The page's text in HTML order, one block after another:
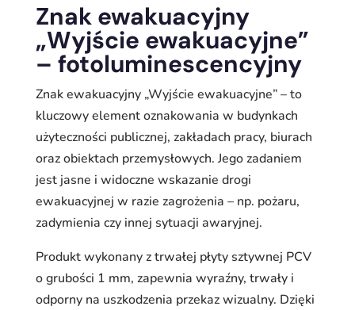
Znak ewakuacyjny
„Wyjście ewakuacyjne”
– fotoluminescencyjny
Znak ewakuacyjny „Wyjście ewakuacyjne” – to
kluczowy element oznakowania w budynkach
użyteczności publicznej, zakładach pracy, biurach
oraz obiektach przemysłowych. Jego zadaniem
jest jasne i widoczne wskazanie drogi
ewakuacyjnej w razie zagrożenia – np. pożaru,
zadymienia czy innej sytuacji awaryjnej.
Produkt wykonany z trwałej płyty sztywnej PCV
o grubości 1 mm, zapewnia wyraźny, trwały i
odporny na uszkodzenia przekaz wizualny. Dzięki